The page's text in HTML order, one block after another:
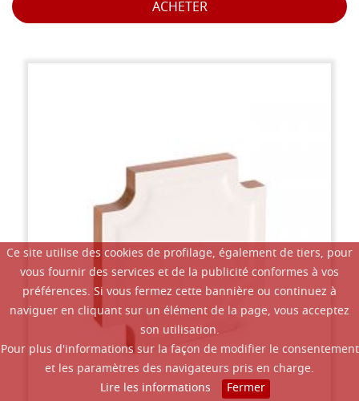
Ce site utilise des cookies de profilage, également de tiers, pour
vous fournir des services et de la publicité conformes à vos
préférences. Si vous fermez cette bannière ou continuez à
naviguer en cliquant sur un élément de la page, vous acceptez
son utilisation.
Pour plus d'informations sur la façon de modifier le consentement
et les paramètres des navigateurs pris en charge.
Lire les informations
Fermer
ACHETER